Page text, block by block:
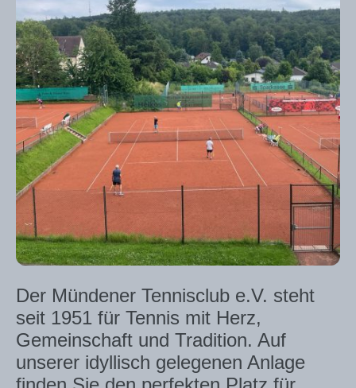
Der Mündener Tennisclub e.V. steht
seit 1951 für Tennis mit Herz,
Gemeinschaft und Tradition. Auf
unserer idyllisch gelegenen Anlage